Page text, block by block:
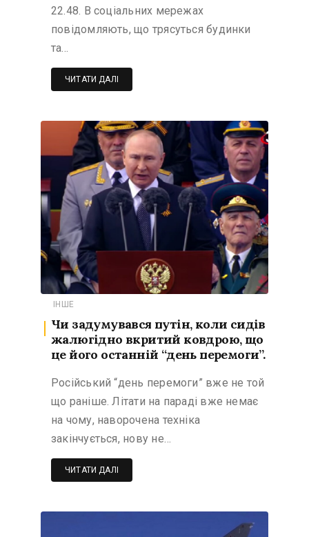
22.48. В соціальних мережах
повідомляють, що трясуться будинки
та…
ЧИТАТИ ДАЛІ
ІНШЕ
Чи задумувався путін, коли сидів
жалюгідно вкритий ковдрою, що
це його останній “день перемоги”.
Російський “день перемоги” вже не той
що раніше. Літати на параді вже немає
на чому, наворочена техніка
закінчується, нову не…
ЧИТАТИ ДАЛІ